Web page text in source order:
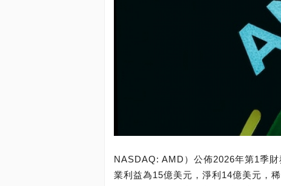
NASDAQ: AMD）公佈2026年第1季
業利益為15億美元，淨利14億美元，